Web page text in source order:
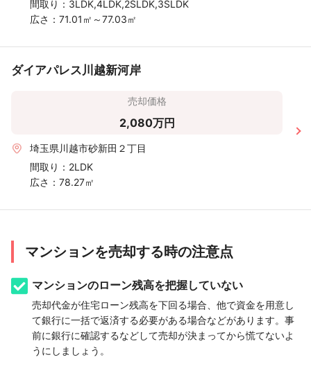
間取り： 3LDK,4LDK,2SLDK,3SLDK
広さ： 71.01㎡～77.03㎡
ダイアパレス川越新河岸
売却価格
2,080万円
埼玉県川越市砂新田２丁目
間取り： 2LDK
広さ： 78.27㎡
マンションを売却する時の注意点
マンションのローン残高を把握していない
売却代金が住宅ローン残高を下回る場合、他で資金を用意し
て銀行に一括で返済する必要がある場合などがあります。事
前に銀行に確認するなどして売却が決まってから慌てないよ
うにしましょう。